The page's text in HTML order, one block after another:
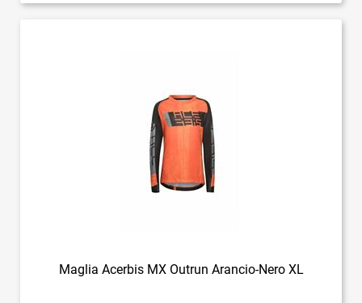
Maglia Acerbis MX Outrun Arancio-Nero XL